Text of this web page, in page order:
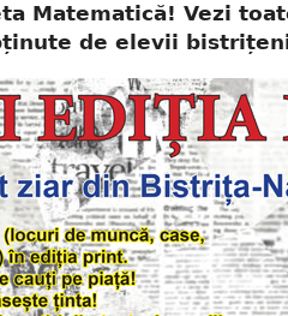
Matematică! Vezi
de elevii